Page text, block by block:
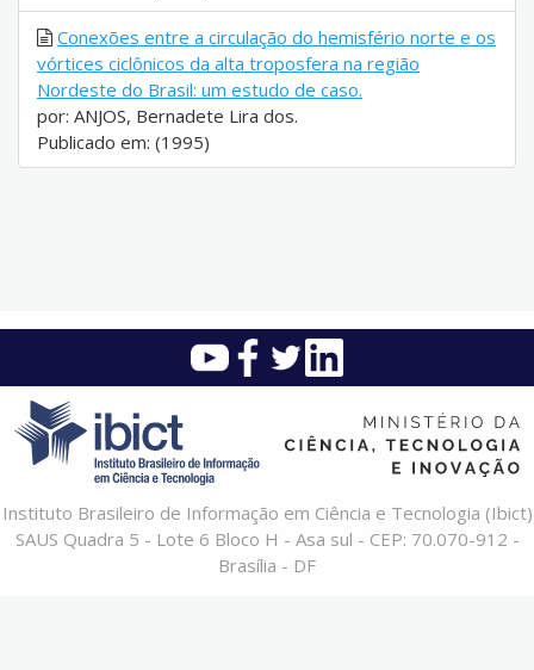
Conexões entre a circulação do hemisfério norte e os
vórtices ciclônicos da alta troposfera na região
Nordeste do Brasil: um estudo de caso.
por: ANJOS, Bernadete Lira dos.
Publicado em: (1995)
Instituto Brasileiro de Informação em Ciência e Tecnologia (Ibict)
SAUS Quadra 5 - Lote 6 Bloco H - Asa sul - CEP: 70.070-912 -
Brasília - DF